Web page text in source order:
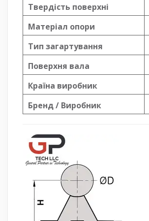
Твердість поверхні
Матеріал опори
Тип загартування
Поверхня вала
Країна виробник
Бренд / Виробник